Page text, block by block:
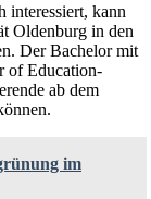
interessiert, kann
Oldenburg in den
Der Bachelor mit
of Education-
ab dem
im